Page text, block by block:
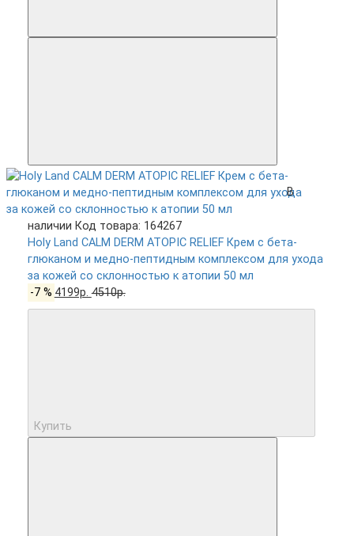
В
наличии Код товара: 164267
Holy Land CALM DERM ATOPIC RELIEF Крем с бета-
глюканом и медно-пептидным комплексом для ухода
за кожей со склонностью к атопии 50 мл
-7 % 4199р.4510р.
Купить